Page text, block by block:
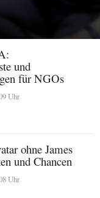
und
für NGOs
Uhr
ohne James
und Chancen
Uhr